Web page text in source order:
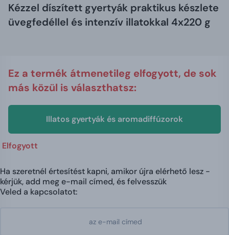
Kézzel díszített gyertyák praktikus készlete
üvegfedéllel és intenzív illatokkal 4x220 g
Ez a termék átmenetileg elfogyott, de sok
más közül is választhatsz:
Illatos gyertyák és aromadiffúzorok
Elfogyott
Ha szeretnél értesítést kapni, amikor újra elérhető lesz -
kérjük, add meg e-mail címed, és felvesszük
Veled a kapcsolatot: